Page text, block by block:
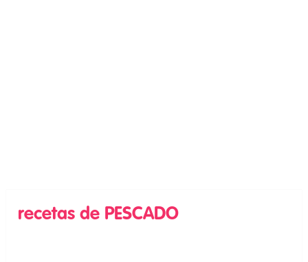
recetas de PESCADO